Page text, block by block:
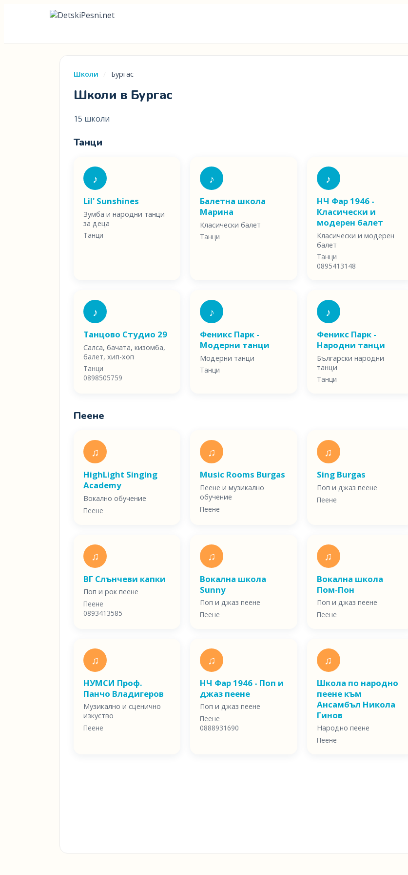
Школи Бургас
Школи в Бургас
15 школи
Танци
♪
Lil' Sunshines
Зумба и народни танци
за деца
Танци
♪
Балетна школа
Марина
Класически балет
Танци
♪
НЧ Фар 1946 -
Класически и
модерен балет
Класически и модерен
балет
Танци
0895413148
♪
Танцово Студио 29
Салса, бачата, кизомба,
балет, хип-хоп
Танци
0898505759
♪
Феникс Парк -
Модерни танци
Модерни танци
Танци
♪
Феникс Парк -
Народни танци
Български народни
танци
Танци
Пеене
♫
HighLight Singing
Academy
Вокално обучение
Пеене
♫
Music Rooms Burgas
Пеене и музикално
обучение
Пеене
♫
Sing Burgas
Поп и джаз пеене
Пеене
♫
ВГ Слънчеви капки
Поп и рок пеене
Пеене
0893413585
♫
Вокална школа
Sunny
Поп и джаз пеене
Пеене
♫
Вокална школа
Пом-Пон
Поп и джаз пеене
Пеене
♫
НУМСИ Проф.
Панчо Владигеров
Музикално и сценично
изкуство
Пеене
♫
НЧ Фар 1946 - Поп и
джаз пеене
Поп и джаз пеене
Пеене
0888931690
♫
Школа по народно
пеене към
Ансамбъл Никола
Гинов
Народно пеене
Пеене